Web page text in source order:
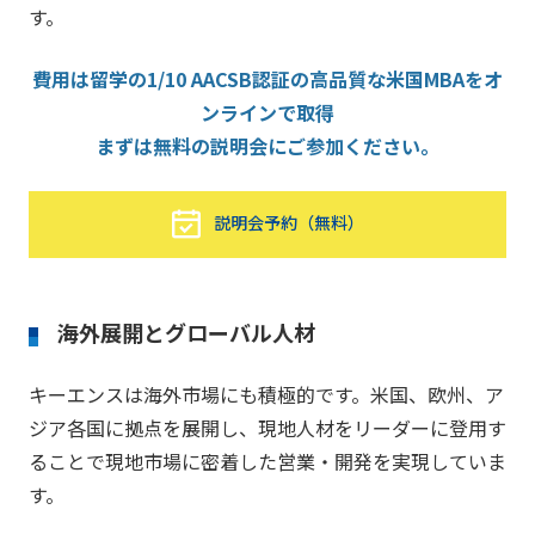
す。
費用は留学の1/10 AACSB認証の高品質な米国MBAをオ
ンラインで取得
まずは無料の説明会にご参加ください。
説明会予約（無料）
海外展開とグローバル人材
キーエンスは海外市場にも積極的です。米国、欧州、ア
ジア各国に拠点を展開し、現地人材をリーダーに登用す
ることで現地市場に密着した営業・開発を実現していま
す。